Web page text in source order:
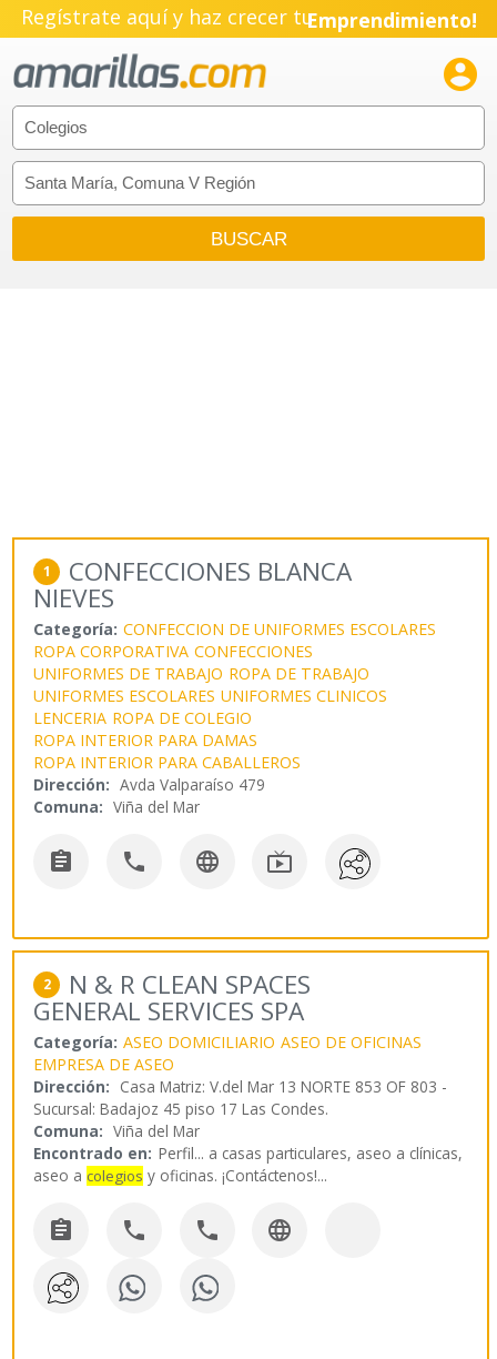
Regístrate aquí y haz crecer tuEmprendimiento!

1 CONFECCIONES BLANCA
NIEVES
Categoría: CONFECCION DE UNIFORMES ESCOLARES
ROPA CORPORATIVA CONFECCIONES
UNIFORMES DE TRABAJO ROPA DE TRABAJO
UNIFORMES ESCOLARES UNIFORMES CLINICOS
LENCERIA ROPA DE COLEGIO
ROPA INTERIOR PARA DAMAS
ROPA INTERIOR PARA CABALLEROS
Dirección: Avda Valparaíso 479
Comuna: Viña del Mar
   
2 N & R CLEAN SPACES
GENERAL SERVICES SPA
Categoría: ASEO DOMICILIARIO ASEO DE OFICINAS
EMPRESA DE ASEO
Dirección: Casa Matriz: V.del Mar 13 NORTE 853 OF 803 -
Sucursal: Badajoz 45 piso 17 Las Condes.
Comuna: Viña del Mar
Encontrado en: Perfil... a casas particulares, aseo a clínicas,
aseo a colegios y oficinas. ¡Contáctenos!...
   